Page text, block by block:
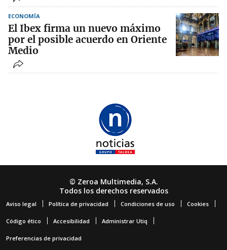
ECONOMÍA
El Ibex firma un nuevo máximo
por el posible acuerdo en Oriente
Medio
© Zeroa Multimedia, S.A.
Todos los derechos reservados
Aviso legal Política de privacidad Condiciones de uso Cookies
Código ético Accesibilidad Administrar Utiq
Preferencias de privacidad